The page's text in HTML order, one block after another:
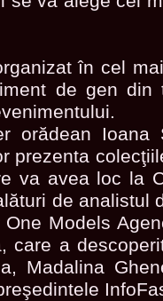
în cel
de gen din
orădean
prezenta
va avea loc la
de analistul
Models
care a
Madalina